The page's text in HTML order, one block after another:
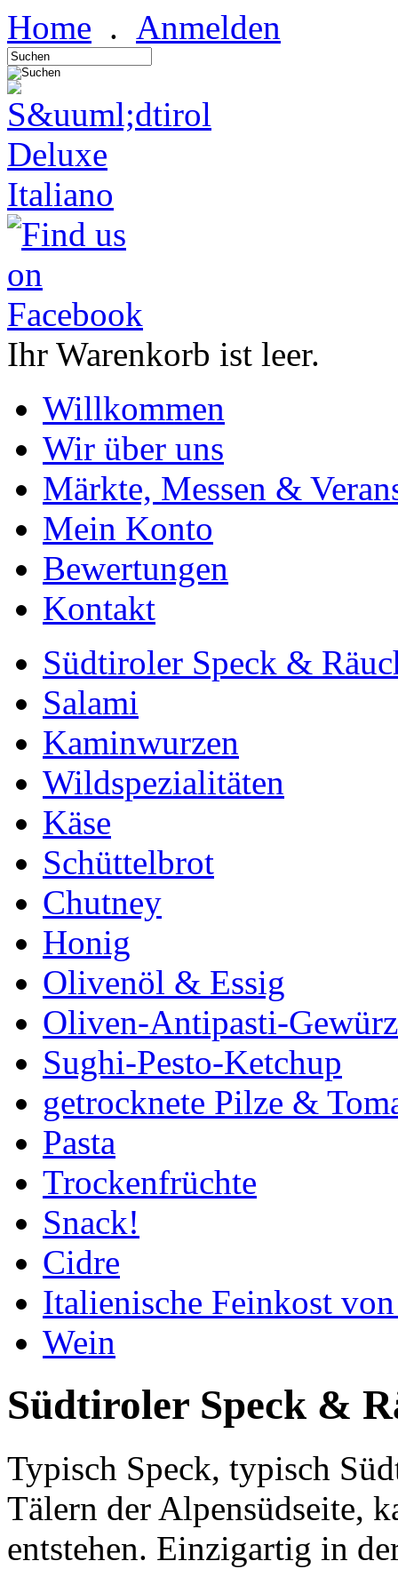
Home . Anmelden
Italiano
Ihr Warenkorb ist leer.
Willkommen
Wir über uns
Märkte, Messen &
Mein Konto
Bewertungen
Kontakt
Südtiroler Speck &
Salami
Kaminwurzen
Wildspezialitäten
Käse
Schüttelbrot
Chutney
Honig
Olivenöl & Essig
Oliven-Antipasti-
Sughi-Pesto-Ketchup
getrocknete Pilze &
Pasta
Trockenfrüchte
Snack!
Cidre
Italienische Feinkost
Wein
Südtiroler Speck &
Typisch Speck, typisch
Tälern der Alpensüdseite,
entstehen. Einzigartig in